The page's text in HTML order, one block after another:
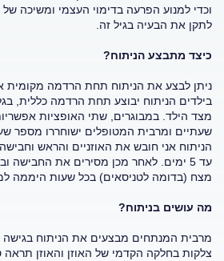
וכדי למנוע הפרעה בדימוי העצמי ומשיכה
לתקן את הבעיה בגיל זה.
כיצד מתבצע הניתוח?
ניתן לבצע את הניתוח תחת הרדמה מקומית
בילדים הניתוח יבוצע תחת הרדמה כללית,
מצד הילד. במבוגרים, שתי האופציות
שעתיים ומרבית המטופלים ישוחררו מספר
עד 5 ימים. לאחר מכן מסירים את החבישה
מצח (בדומה לטניסאים) בכל שעות היממה
מה עושים בניתוח?
מרבית המנתחים מבצעים את הניתוח בגישה
צלקות בחלקה הקדמי של האוזן והאוזן